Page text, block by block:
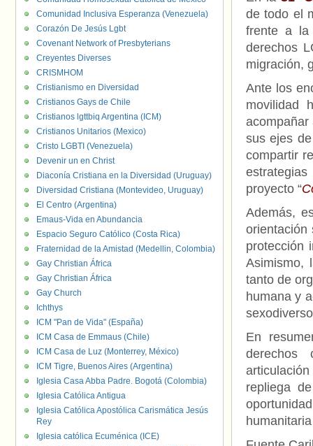
de todo el
frente a la
derechos
migración,
Ante los
movilidad
acompañar
sus ejes
compartir
proyecto “
Además,
orientación
protección
Asimismo,
tanto de
humana y
En
derechos
repliega
Comunidad Inclusiva Esperanza (Venezuela)
Corazón De Jesús Lgbt
Covenant Network of Presbyterians
Creyentes Diverses
CRISMHOM
Cristianismo en Diversidad
Cristianos Gays de Chile
Cristianos lgttbiq Argentina (ICM)
Cristianos Unitarios (Mexico)
Cristo LGBTI (Venezuela)
Devenir un en Christ
Diaconía Cristiana en la Diversidad (Uruguay)
Diversidad Cristiana (Montevideo, Uruguay)
El Centro (Argentina)
Emaus-Vida en Abundancia
Espacio Seguro Católico (Costa Rica)
Fraternidad de la Amistad (Medellin, Colombia)
Gay Christian África
Gay Christian África
Gay Church
Ichthys
ICM "Pan de Vida" (España)
ICM Casa de Emmaus (Chile)
ICM Casa de Luz (Monterrey, México)
ICM Tigre, Buenos Aires (Argentina)
Iglesia Casa Abba Padre. Bogotá (Colombia)
Iglesia Católica Antigua
Iglesia Católica Apostólica Carismática Jesús
Rey
Iglesia católica Ecuménica (ICE)